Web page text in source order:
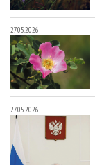
27.05.2026
27.05.2026